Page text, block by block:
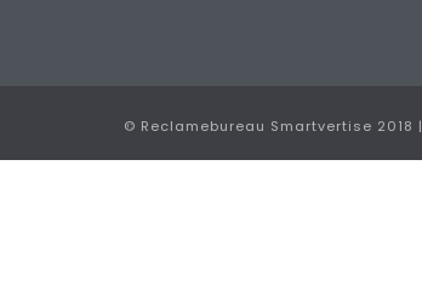
© Reclamebureau Smartvertise 2018 |